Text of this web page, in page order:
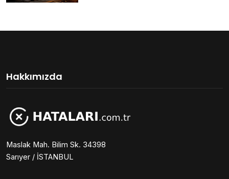
Hakkımızda
Maslak Mah. Bilim Sk. 34398
Sarıyer / İSTANBUL